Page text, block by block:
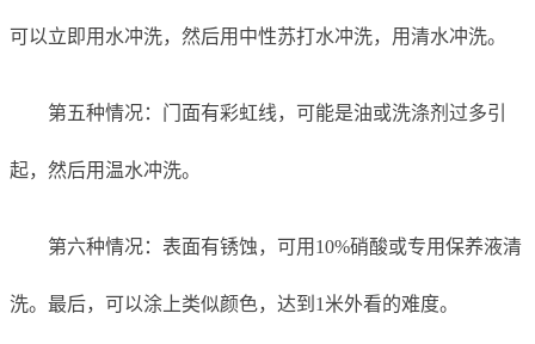
可以立即用水冲洗，然后用中性苏打水冲洗，用清水冲洗。
第五种情况：门面有彩虹线，可能是油或洗涤剂过多引
起，然后用温水冲洗。
第六种情况：表面有锈蚀，可用10%硝酸或专用保养液清
洗。最后，可以涂上类似颜色，达到1米外看的难度。